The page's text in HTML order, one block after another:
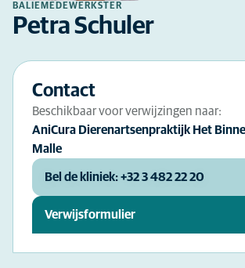
BALIEMEDEWERKSTER
Petra Schuler
Contact
Beschikbaar voor verwijzingen naar:
AniCura Dierenartsenpraktijk Het
Malle
Bel de kliniek: +32 3 482 22 20
Verwijsformulier